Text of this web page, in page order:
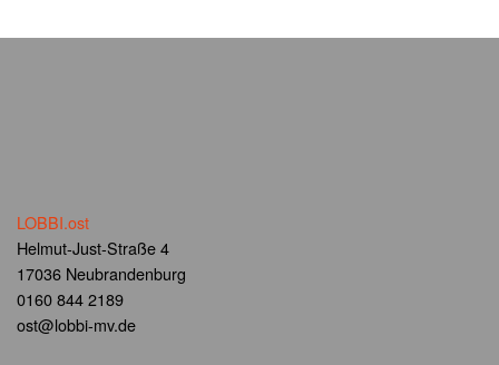
LOBBI.ost
Helmut-Just-Straße 4
17036 Neubrandenburg
0160 844 2189
ost@lobbi-mv.de